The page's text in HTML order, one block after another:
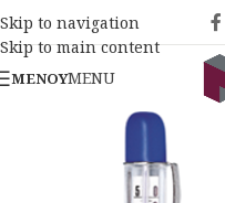
Skip to navigation
Skip to main content
ΜΕΝΟΎMENU